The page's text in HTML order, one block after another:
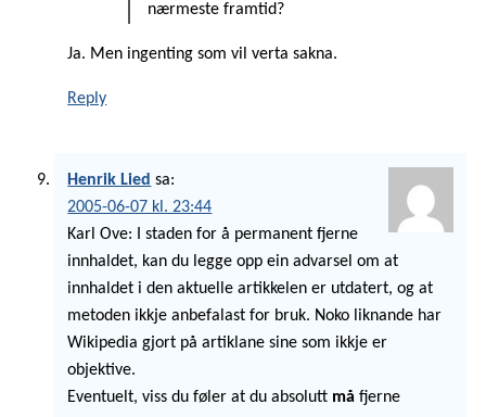
nærmeste framtid?
Ja. Men ingenting som vil verta sakna.
Reply
Henrik Lied sa:
2005-06-07 kl. 23:44
Karl Ove: I staden for å permanent fjerne
innhaldet, kan du legge opp ein advarsel om at
innhaldet i den aktuelle artikkelen er utdatert, og at
metoden ikkje anbefalast for bruk. Noko liknande har
Wikipedia gjort på artiklane sine som ikkje er
objektive.
Eventuelt, viss du føler at du absolutt må fjerne